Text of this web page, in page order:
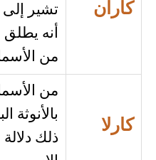
كاران
تشير إلى
أنه
من
كارلا
من
بالأنوثة
ذلك